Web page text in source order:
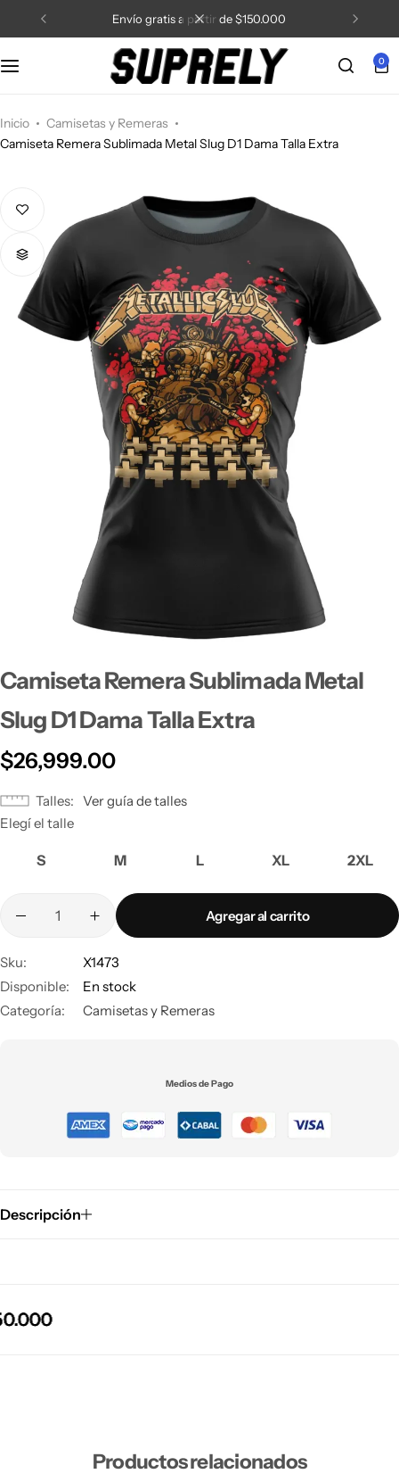
gratis a partir de $150.000 5% de
0
Inicio
Camisetas y Remeras
Camiseta Remera Sublimada Metal Slug D1 Dama Talla Extra
Camiseta Remera Sublimada Metal
Slug D1 Dama Talla Extra
$26,999.00
Talles
Ver guía de talles
Elegí el talle
S M L XL 2XL
Agregar al carrito
Sku:
X1473
Disponible:
En stock
Categoría:
Camisetas y Remeras
Medios de Pago
Descripción
Productos relacionados